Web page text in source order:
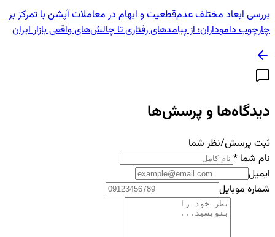
بررسی ابعاد مختلف عدم‌قطعیت و ابهام در معاملات آپشن با تمرکز بر
چارچوب داموداران؛ از پیامدهای رفتاری تا چالش‌های واقعی بازار ایران
دیدگاه‌ها و پرسش‌ها
ثبت پرسش/نظر شما
نام شما *
ایمیل
شماره موبایل